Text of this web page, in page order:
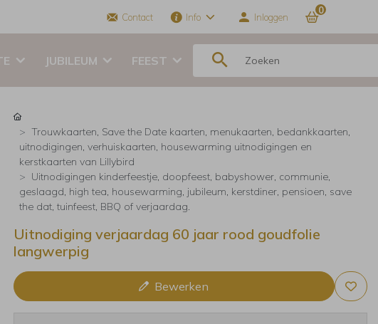
Contact Info Inloggen
0
JUBILEUM FEEST
Trouwkaarten, Save the Date kaarten, menukaarten, bedankkaarten,
uitnodigingen, verhuiskaarten, housewarming uitnodigingen en
kerstkaarten van Lillybird
Uitnodigingen kinderfeestje, doopfeest, babyshower, communie,
geslaagd, high tea, housewarming, jubileum, kerstdiner, pensioen, save
the dat, tuinfeest, BBQ of verjaardag.
Uitnodiging verjaardag 60 jaar rood goudfolie
langwerpig
Bewerken